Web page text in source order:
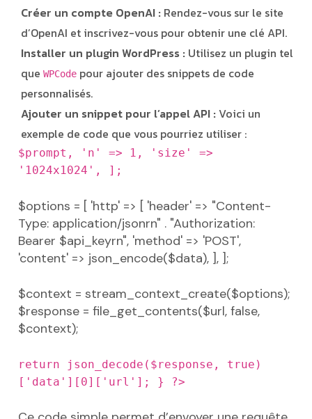
Créer un compte OpenAI : Rendez-vous sur le site
d’OpenAI et inscrivez-vous pour obtenir une clé API.
Installer un plugin WordPress : Utilisez un plugin tel
que WPCode pour ajouter des snippets de code
personnalisés.
Ajouter un snippet pour l’appel API : Voici un
exemple de code que vous pourriez utiliser :
$prompt, 'n' => 1,
'size' =>
'1024x1024',
];
$options = [ 'http' => [ 'header' => "Content-
Type: application/jsonrn" . "Authorization:
Bearer $api_keyrn", 'method' => 'POST',
'content' => json_encode($data), ], ];
$context = stream_context_create($options);
$response = file_get_contents($url, false,
$context);
return json_decode($response, true)
['data'][0]['url'];
} ?>